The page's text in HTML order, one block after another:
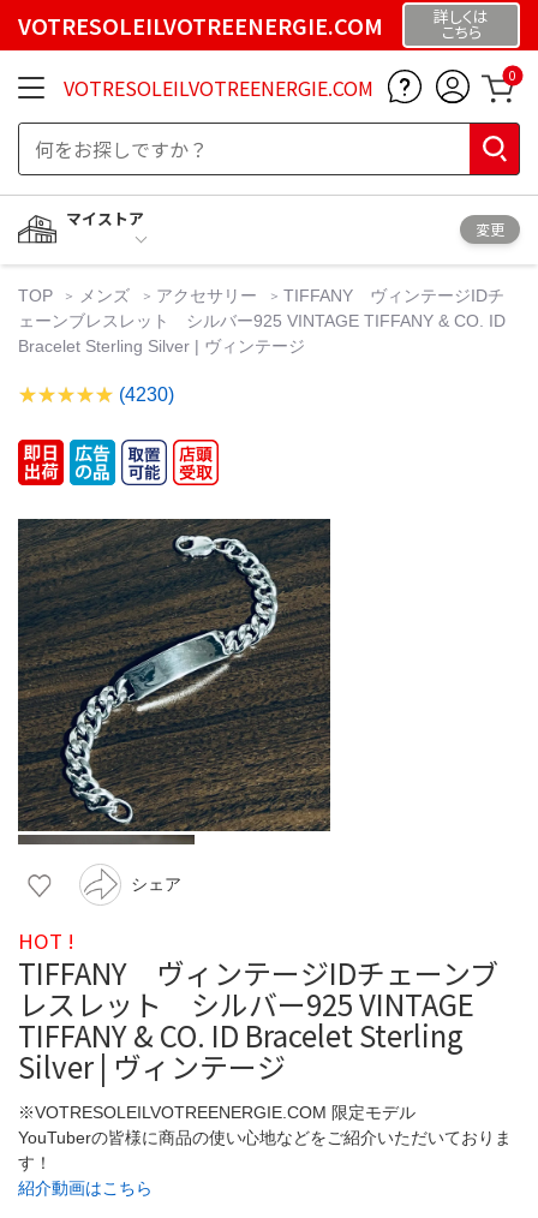
VOTRESOLEILVOTREENERGIE.COM 詳しくは
こちら
VOTRESOLEILVOTREENERGIE.COM 0
マイストア
変更
TOP メンズ アクセサリー
TIFFANY ヴィンテージIDチ
ェーンブレスレット シルバー925 VINTAGE TIFFANY & CO. ID
Bracelet Sterling Silver | ヴィンテージ
(4230)
シェア
HOT !
TIFFANY ヴィンテージIDチェーンブ
レスレット シルバー925 VINTAGE
TIFFANY & CO. ID Bracelet Sterling
Silver | ヴィンテージ
※VOTRESOLEILVOTREENERGIE.COM 限定モデル
YouTuberの皆様に商品の使い心地などをご紹介いただいておりま
す！
紹介動画はこちら